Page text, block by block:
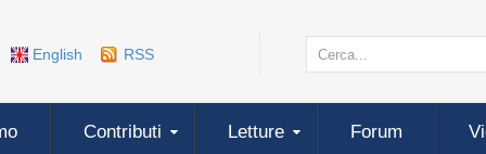
English RSS
Contributi Letture Forum